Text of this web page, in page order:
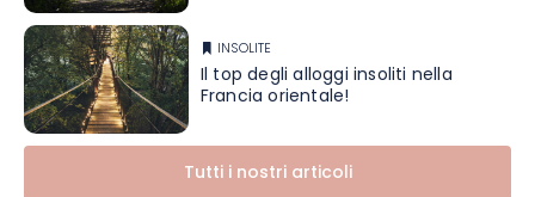
INSOLITE
Il top degli alloggi insoliti nella
Francia orientale!
Tutti i nostri articoli